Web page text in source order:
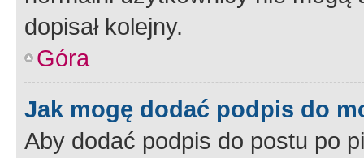
dopisał kolejny.
Góra
Jak mogę dodać podpis do
Aby dodać podpis do postu po